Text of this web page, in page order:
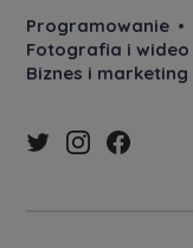
Programowanie
Fotografia i wideo
Biznes i marketing